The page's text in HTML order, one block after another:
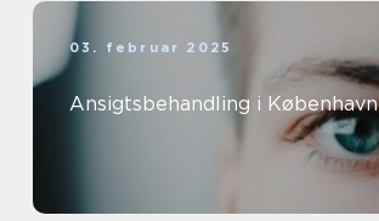
03. februar 2025
Ansigtsbehandling i København